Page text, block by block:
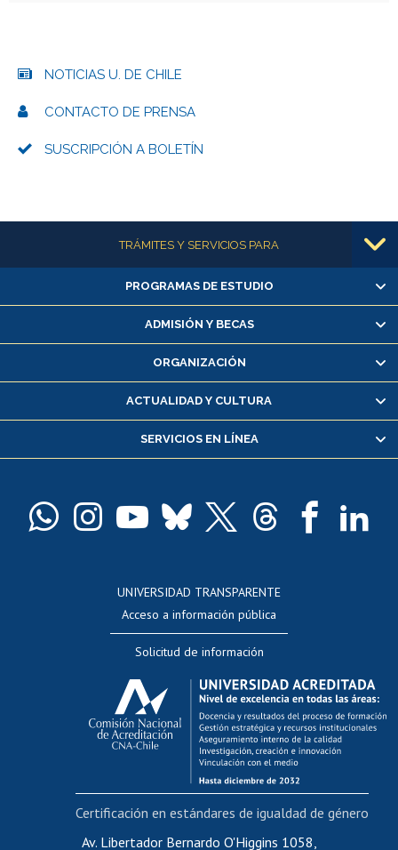
NOTICIAS U. DE CHILE
CONTACTO DE PRENSA
SUSCRIPCIÓN A BOLETÍN
Más informaciónTRÁMITES Y SERVICIOS PARA
Alumnas/os y exalumnas/os
Matrícula en línea
Inscripción y cambio de asignaturas
Consulta y certificado de notas
Servicio médico y dental
Pago de arancel y crédito alumnos
Docentes
Evaluación docente
Calificación académica
Postulación al AUCAI
Funcionarias/os
Cursos internos de capacitación
Bienestar del personal
Portal de movilidad interna
Certificado de renta
PROGRAMAS DE ESTUDIO
ADMISIÓN Y BECAS
ORGANIZACIÓN
ACTUALIDAD Y CULTURA
SERVICIOS EN LÍNEA
UNIVERSIDAD TRANSPARENTE
Acceso a información pública
Solicitud de información
Av. Libertador Bernardo O'Higgins 1058,
Certificación en estándares de igualdad de género